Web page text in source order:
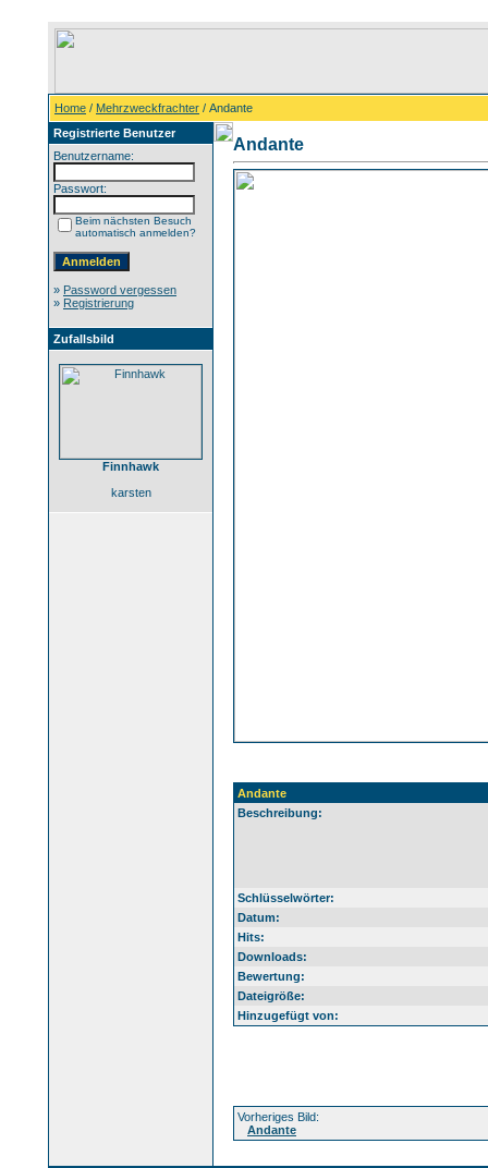
Home / Mehrzweckfrachter / Andante
Registrierte Benutzer
Benutzername:
Passwort:
Beim nächsten Besuch
automatisch anmelden?
» Password vergessen
» Registrierung
Zufallsbild
Finnhawk
karsten
Andante
Andante
Beschreibung:
Schlüsselwörter:
Datum:
Hits:
Downloads:
Bewertung:
Dateigröße:
Hinzugefügt von:
Vorheriges Bild:
Andante